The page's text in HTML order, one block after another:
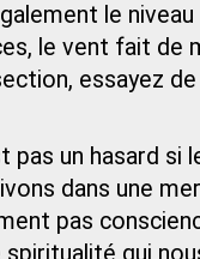
le
le vent fait de
essayez
pas un hasard si
dans une
pas